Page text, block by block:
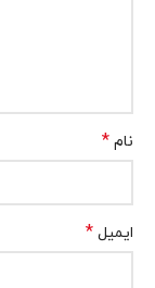
نام *
ایمیل *